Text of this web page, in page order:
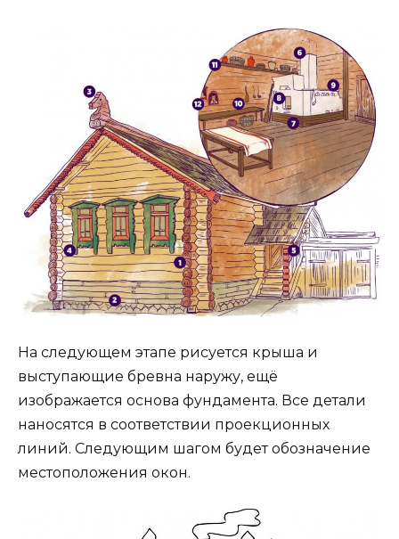
На следующем этапе рисуется крыша и
выступающие бревна наружу, ещё
изображается основа фундамента. Все детали
наносятся в соответствии проекционных
линий. Следующим шагом будет обозначение
местоположения окон.